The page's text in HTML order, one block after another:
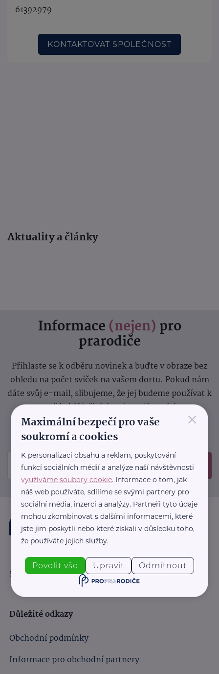
61392979
KONTAKTOVAT SPOLEČNOST
Aktuality a články
Informace (nejen) pro
prarodiče
Přihlaste se k odběru novinek a buďte v obraze bez
ohledu na počet svíček na vašem dortu. Pokud nám
dáte svůj e-mail, slibujeme, že jej budeme používat k
zasílání důležitých nebo zajímavých
sdělení.Prosíme, zkontrolujte si svoji emailovou
schránku, kam jsme poslali potvrzovací e-mail.
Odeslat
Sledujte nás:
Důležité odkazy
Obchodní podmínky
Informace pro obchodní partnery
×
Maximální bezpečí pro vaše
soukromí a cookies
K personalizaci obsahu a reklam, poskytování
funkcí sociálních médií a analýze naší návštěvnosti
využíváme soubory cookie. Informace o tom, jak
náš web používáte, sdílíme se svými partnery pro
sociální média, inzerci a analýzy. Partneři tyto údaje
mohou zkombinovat s dalšími informacemi, které
jste jim poskytli nebo které získali v důsledku toho,
že používáte jejich služby.
Povolit vše Upravit Odmítnout